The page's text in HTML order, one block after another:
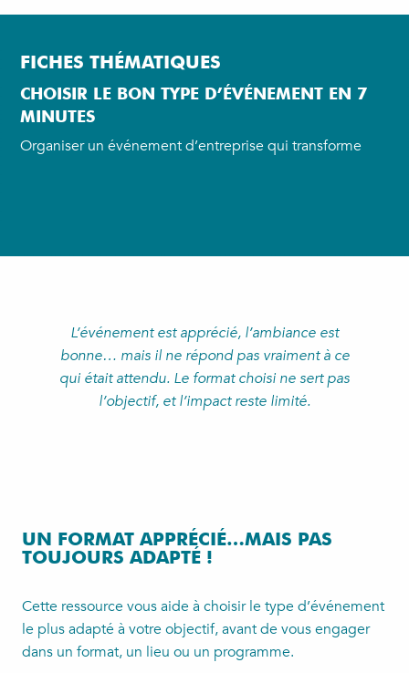
Aller
contenu
FICHES THÉMATIQUES
CHOISIR LE BON TYPE D’ÉVÉNEMENT EN 7
MINUTES
Organiser un événement d’entreprise qui transforme
L’événement est apprécié, l’ambiance est
bonne… mais il ne répond pas vraiment à ce
qui était attendu. Le format choisi ne sert pas
l’objectif, et l’impact reste limité.
UN FORMAT APPRÉCIÉ…MAIS PAS
TOUJOURS ADAPTÉ !
Cette ressource vous aide à choisir le type d’événement
le plus adapté à votre objectif, avant de vous engager
dans un format, un lieu ou un programme.